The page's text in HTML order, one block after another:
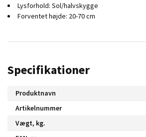
Lysforhold: Sol/halvskygge
Forventet højde: 20-70 cm
Specifikationer
Produktnavn
Artikelnummer
Vægt, kg.